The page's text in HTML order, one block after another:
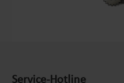
Spielzeug, Terrasse,
Service-Hotline